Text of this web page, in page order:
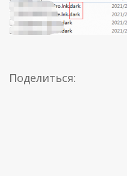
Поделиться: